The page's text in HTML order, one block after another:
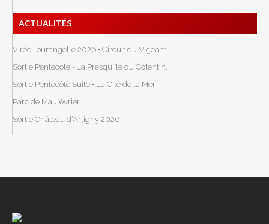
ACTUALITÉS
Virée Tourangelle 2026 • Circuit du Vigeant
Sortie Pentecôte • La Presqu’île du Cotentin.
Sortie Pentecôte Suite • La Cité de la Mer
Parc de Maulévrier
Sortie Château d’Artigny 2026